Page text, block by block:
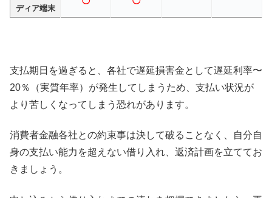
ディア端末
支払期日を過ぎると、各社で遅延損害金として遅延利率〜
20％（実質年率）が発生してしまうため、支払い状況が
より苦しくなってしまう恐れがあります。
消費者金融各社との約束事は決して破ることなく、自分自
身の支払い能力を超えない借り入れ、返済計画を立ててお
きましょう。